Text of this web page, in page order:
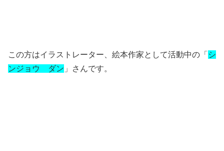
この方はイラストレーター、絵本作家として活動中の「 シ
ンジョウ ダン 」さんです。